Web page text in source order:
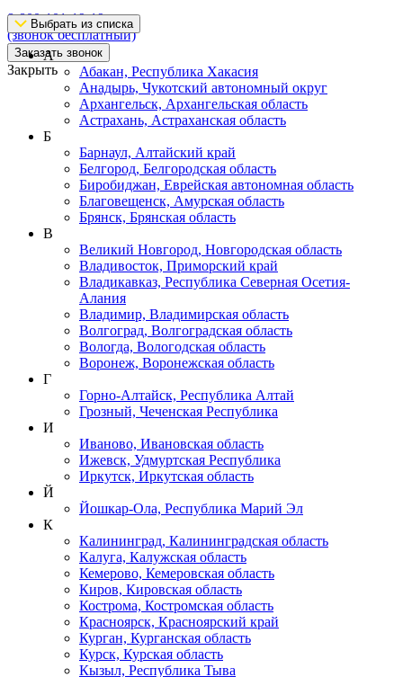
8-800-101-19-19
(звонок бесплатный)
Заказать звонок
Закрыть
Выбрать из списка
А
Абакан, Республика Хакасия
Анадырь, Чукотский автономный округ
Архангельск, Архангельская область
Астрахань, Астраханская область
Б
Барнаул, Алтайский край
Белгород, Белгородская область
Биробиджан, Еврейская автономная область
Благовещенск, Амурская область
Брянск, Брянская область
В
Великий Новгород, Новгородская область
Владивосток, Приморский край
Владикавказ, Республика Северная Осетия-
Алания
Владимир, Владимирская область
Волгоград, Волгоградская область
Вологда, Вологодская область
Воронеж, Воронежская область
Г
Горно-Алтайск, Республика Алтай
Грозный, Чеченская Республика
И
Иваново, Ивановская область
Ижевск, Удмуртская Республика
Иркутск, Иркутская область
Й
Йошкар-Ола, Республика Марий Эл
К
Калининград, Калининградская область
Калуга, Калужская область
Кемерово, Кемеровская область
Киров, Кировская область
Кострома, Костромская область
Красноярск, Красноярский край
Курган, Курганская область
Курск, Курская область
Кызыл, Республика Тыва